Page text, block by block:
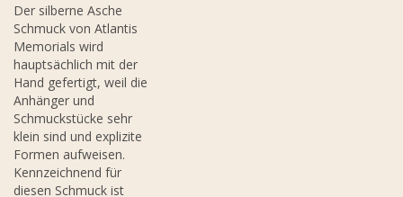
Der silberne Asche
Schmuck von Atlantis
Memorials wird
hauptsächlich mit der
Hand gefertigt, weil die
Anhänger und
Schmuckstücke sehr
klein sind und explizite
Formen aufweisen.
Kennzeichnend für
diesen Schmuck ist